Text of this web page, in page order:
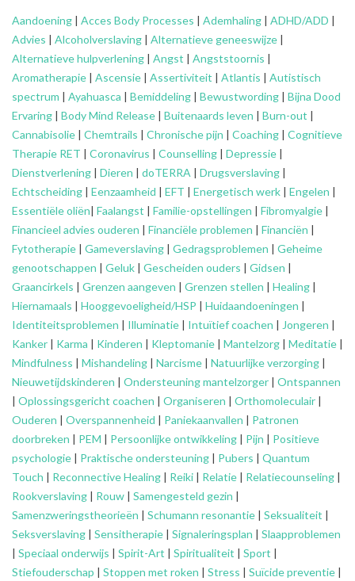
Aandoening | Acces Body Processes | Ademhaling | ADHD/ADD |
Advies | Alcoholverslaving | Alternatieve geneeswijze |
Alternatieve hulpverlening | Angst | Angststoornis |
Aromatherapie | Ascensie | Assertiviteit | Atlantis | Autistisch
spectrum | Ayahuasca | Bemiddeling | Bewustwording | Bijna Dood
Ervaring | Body Mind Release | Buitenaards leven | Burn-out |
Cannabisolie | Chemtrails | Chronische pijn | Coaching | Cognitieve
Therapie RET | Coronavirus | Counselling | Depressie |
Dienstverlening | Dieren | doTERRA | Drugsverslaving |
Echtscheiding | Eenzaamheid | EFT | Energetisch werk | Engelen |
Essentiële oliën| Faalangst | Familie-opstellingen | Fibromyalgie |
Financieel advies ouderen | Financiële problemen | Financiën |
Fytotherapie | Gameverslaving | Gedragsproblemen | Geheime
genootschappen | Geluk | Gescheiden ouders | Gidsen |
Graancirkels | Grenzen aangeven | Grenzen stellen | Healing |
Hiernamaals | Hooggevoeligheid/HSP | Huidaandoeningen |
Identiteitsproblemen | Illuminatie | Intuïtief coachen | Jongeren |
Kanker | Karma | Kinderen | Kleptomanie | Mantelzorg | Meditatie |
Mindfulness | Mishandeling | Narcisme | Natuurlijke verzorging |
Nieuwetijdskinderen | Ondersteuningmantelzorger | Ontspannen
| Oplossingsgericht coachen | Organiseren | Orthomoleculair |
Ouderen | Overspannenheid | Paniekaanvallen | Patronen
doorbreken | PEM | Persoonlijke ontwikkeling | Pijn | Positieve
psychologie | Praktische ondersteuning | Pubers | Quantum
Touch | Reconnective Healing | Reiki | Relatie | Relatiecounseling |
Rookverslaving | Rouw | Samengesteld gezin |
Samenzweringstheorieën | Schumann resonantie | Seksualiteit |
Seksverslaving | Sensitherapie | Signaleringsplan | Slaapproblemen
| Speciaal onderwijs | Spirit-Art | Spiritualiteit | Sport |
Stiefouderschap | Stoppen met roken | Stress | Suïcide preventie |